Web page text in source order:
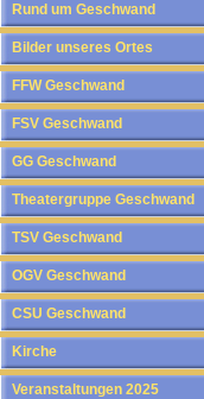
Rund um Geschwand
Bilder unseres Ortes
FFW Geschwand
FSV Geschwand
GG Geschwand
Theatergruppe Geschwand
TSV Geschwand
OGV Geschwand
CSU Geschwand
Kirche
Veranstaltungen 2025